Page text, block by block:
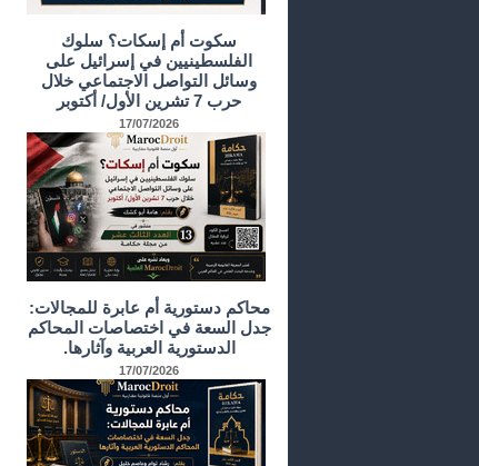
سكوت أم إسكات؟ سلوك
الفلسطينيين في إسرائيل على
وسائل التواصل الاجتماعي خلال
حرب 7 تشرين الأول/ أكتوبر
17/07/2026
محاكم دستورية أم عابرة للمجالات:
جدل السعة في اختصاصات المحاكم
الدستورية العربية وآثارها.
17/07/2026